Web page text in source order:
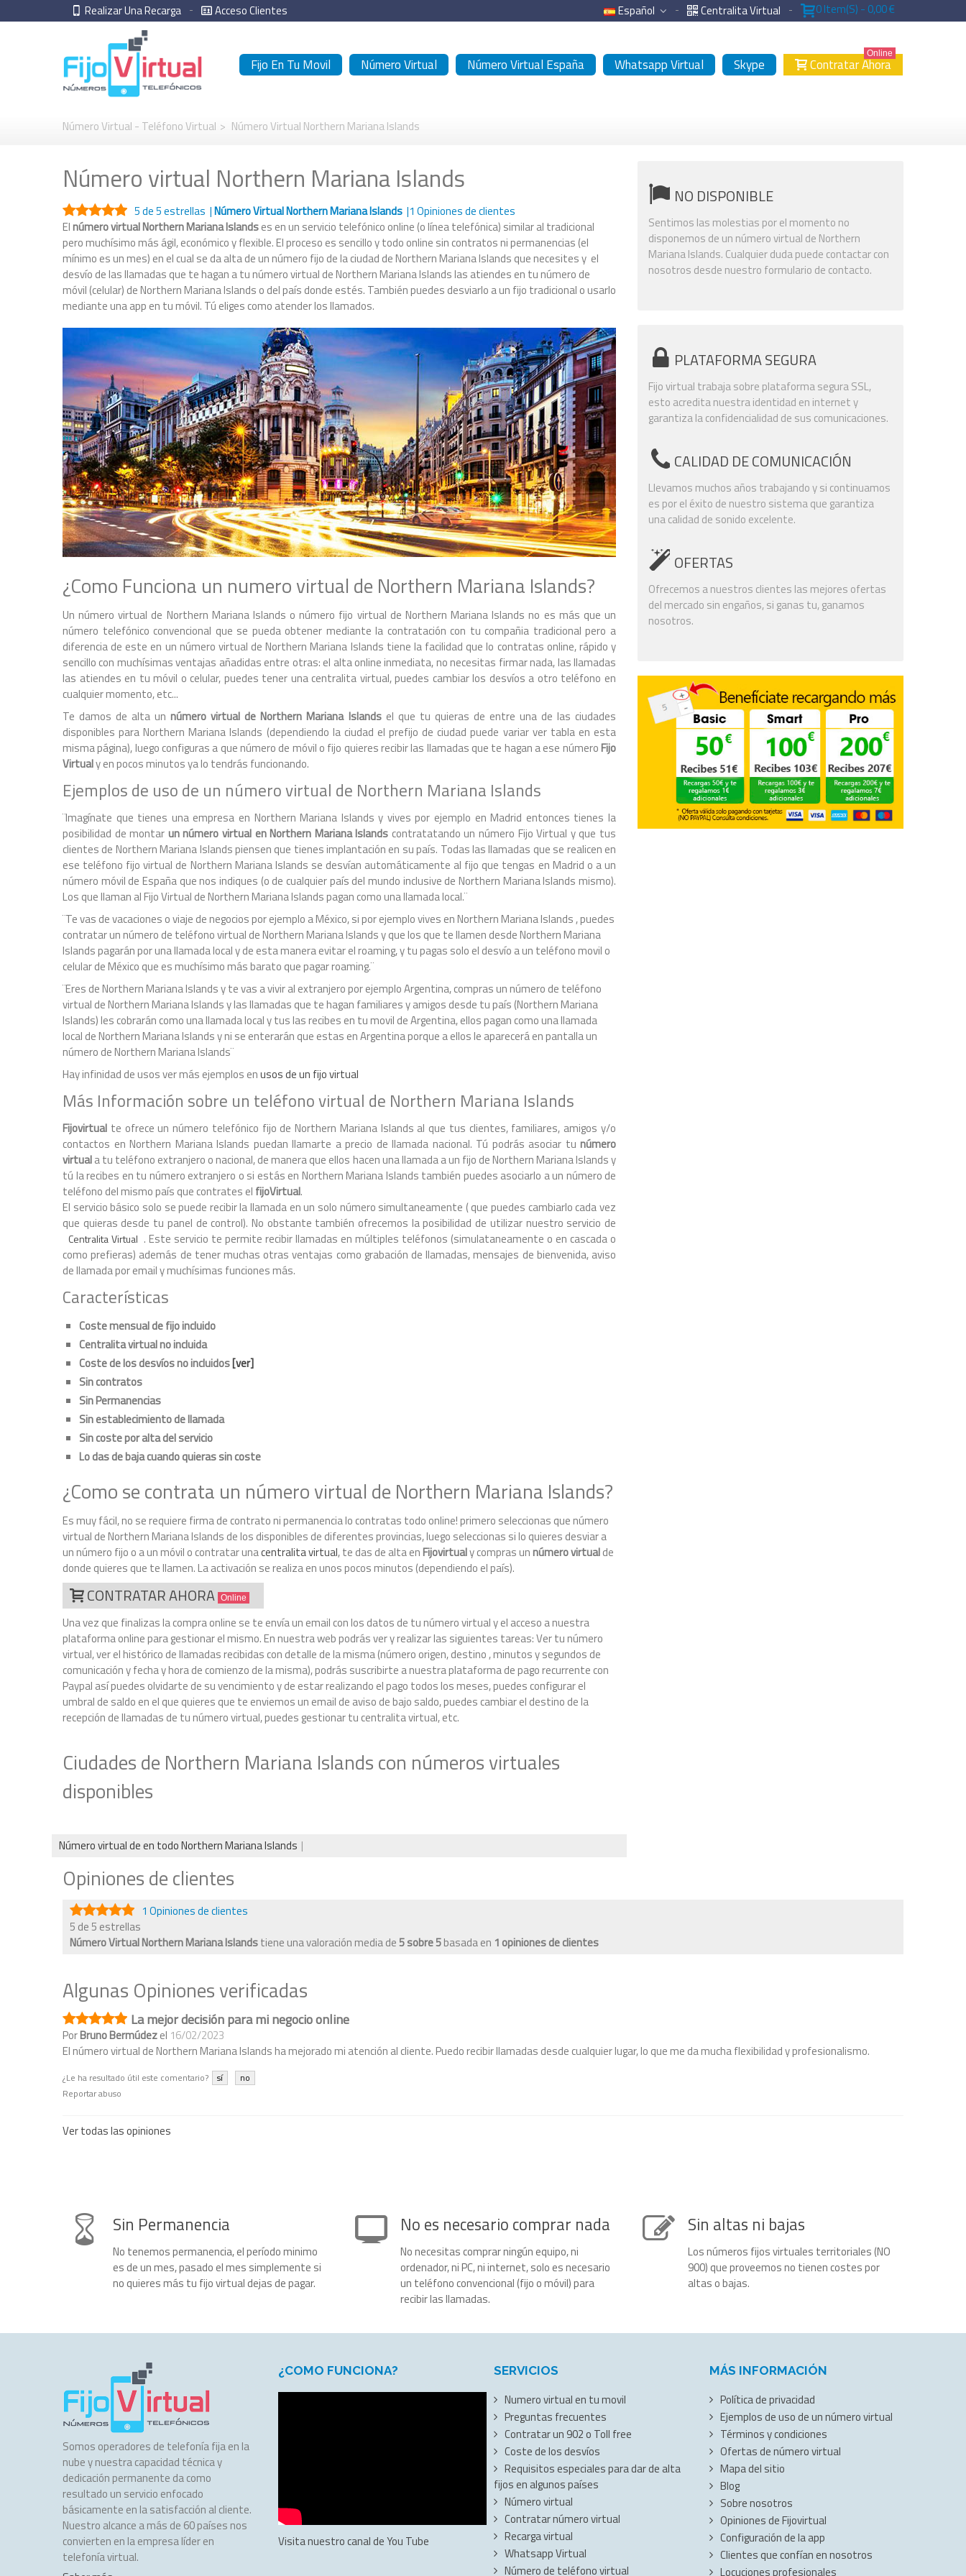
Realizar Una Recarga Acceso Clientes 0Item(s) - 0,00 €
Centralita Virtual
Español
Fijo En Tu Movil Número Virtual Número Virtual España Whatsapp Virtual Skype Contratar Ahora
Online
Número Virtual - Teléfono Virtual > Número Virtual Northern Mariana Islands
Número virtual Northern Mariana Islands
5de 5 estrellas |Número Virtual Northern Mariana Islands |1 Opiniones de clientes
Elnúmero virtual Northern Mariana Islandses en un servicio telefónico online (o línea telefónica) similar al tradicional
pero muchísimo más ágil, económico y flexible. El proceso es sencillo y todo online sin contratos ni permanencias (el
mínimo es un mes) en el cual se da alta de un número fijo de la ciudad de Northern Mariana Islands que necesites y el
desvío de las llamadas que te hagan a tu número virtual de Northern Mariana Islands las atiendes en tu número de
móvil (celular) de Northern Mariana Islands o del país donde estés. También puedes desviarlo a un fijo tradicional o usarlo
mediante una app en tu móvil. Tú eliges como atender los llamados.
¿Como Funciona un numero virtual de Northern Mariana Islands?
Un número virtual de Northern Mariana Islands o número fijo virtual de Northern Mariana Islands no es más que un
número telefónico convencional que se pueda obtener mediante la contratación con tu compañia tradicional pero a
diferencia de este en un número virtual de Northern Mariana Islands tiene la facilidad que lo contratas online, rápido y
sencillo con muchísimas ventajas añadidas entre otras: el alta online inmediata, no necesitas firmar nada, las llamadas
las atiendes en tu móvil o celular, puedes tener una centralita virtual, puedes cambiar los desvíos a otro teléfono en
cualquier momento, etc...
Te damos de alta unnúmero virtual de Northern Mariana Islandsel que tu quieras de entre una de las ciudades
disponibles para Northern Mariana Islands (dependiendo la ciudad el prefijo de ciudad puede variar ver tabla en esta
misma página), luego configuras a que número de móvil o fijo quieres recibir las llamadas que te hagan a ese númeroFijo
Virtualy en pocos minutos ya lo tendrás funcionando.
Ejemplos de uso de un número virtual de Northern Mariana Islands
¨Imagínate que tienes una empresa en Northern Mariana Islands y vives por ejemplo en Madrid entonces tienes la
posibilidad de montar un número virtual en Northern Mariana Islands contratatando un número Fijo Virtual y que tus
clientes de Northern Mariana Islands piensen que tienes implantación en su país. Todas las llamadas que se realicen en
ese teléfono fijo virtual de Northern Mariana Islands se desvían automáticamente al fijo que tengas en Madrid o a un
número móvil de España que nos indiques (o de cualquier país del mundo inclusive de Northern Mariana Islands mismo).
Los que llaman al Fijo Virtual de Northern Mariana Islands pagan como una llamada local.¨
¨Te vas de vacaciones o viaje de negocios por ejemplo a México, si por ejemplo vives en Northern Mariana Islands , puedes
contratar un número de teléfono virtual de Northern Mariana Islands y que los que te llamen desde Northern Mariana
Islands pagarán por una llamada local y de esta manera evitar el roaming, y tu pagas solo el desvío a un teléfono movil o
celular de México que es muchísimo más barato que pagar roaming.¨
¨Eres de Northern Mariana Islands y te vas a vivir al extranjero por ejemplo Argentina, compras un número de teléfono
virtual de Northern Mariana Islands y las llamadas que te hagan familiares y amigos desde tu país (Northern Mariana
Islands) les cobrarán como una llamada local y tus las recibes en tu movil de Argentina, ellos pagan como una llamada
local de Northern Mariana Islands y ni se enterarán que estas en Argentina porque a ellos le aparecerá en pantalla un
número de Northern Mariana Islands¨
Hay infinidad de usos ver más ejemplos enusos de un fijo virtual
Más Información sobre un teléfono virtual de Northern Mariana Islands
Fijovirtual te ofrece un número telefónico fijo de Northern Mariana Islands al que tus clientes, familiares, amigos y/o
contactos en Northern Mariana Islands puedan llamarte a precio de llamada nacional. Tú podrás asociar tu número
virtuala tu teléfono extranjero o nacional, de manera que ellos hacen una llamada a un fijo de Northern Mariana Islands y
tú la recibes en tu número extranjero o si estás en Northern Mariana Islands también puedes asociarlo a un número de
teléfono del mismo país que contrates el fijoVirtual.
El servicio básico solo se puede recibir la llamada en un solo número simultaneamente ( que puedes cambiarlo cada vez
que quieras desde tu panel de control). No obstante también ofrecemos la posibilidad de utilizar nuestro servicio de
Centralita Virtual . Este servicio te permite recibir llamadas en múltiples teléfonos (simulataneamente o en cascada o
como prefieras) además de tener muchas otras ventajas como grabación de llamadas, mensajes de bienvenida, aviso
de llamada por email y muchísimas funciones más.
Características
Coste mensual de fijo incluido
Centralita virtual no incluida
Coste de los desvíos no incluidos[ver]
Sin contratos
Sin Permanencias
Sin establecimiento de llamada
Sin coste por alta del servicio
Lo das de baja cuando quieras sin coste
¿Como se contrata un número virtual de Northern Mariana Islands?
Es muy fácil, no se requiere firma de contrato ni permanencia lo contratas todo online! primero seleccionas que número
virtual de Northern Mariana Islands de los disponibles de diferentes provincias, luego seleccionas si lo quieres desviar a
un número fijo o a un móvil o contratar unacentralita virtual, te das de alta enFijovirtualy compras unnúmero virtualde
donde quieres que te llamen. La activación se realiza en unos pocos minutos (dependiendo el país).
CONTRATAR AHORA Online
Una vez que finalizas la compra online se te envía un email con los datos de tu número virtual y el acceso a nuestra
plataforma online para gestionar el mismo. En nuestra web podrás ver y realizar las siguientes tareas: Ver tu número
virtual, ver el histórico de llamadas recibidas con detalle de la misma (número origen, destino , minutos y segundos de
comunicación y fecha y hora de comienzo de la misma), podrás suscribirte a nuestra plataforma de pago recurrente con
Paypal así puedes olvidarte de su vencimiento y de estar realizando el pago todos los meses, puedes configurar el
umbral de saldo en el que quieres que te enviemos un email de aviso de bajo saldo, puedes cambiar el destino de la
recepción de llamadas de tu número virtual, puedes gestionar tu centralita virtual, etc.
Ciudades de Northern Mariana Islands con números virtuales
disponibles
Número virtual de en todo Northern Mariana Islands
NO DISPONIBLE
Sentimos las molestias por el momento no
disponemos de un número virtual de Northern
Mariana Islands. Cualquier duda puede contactar con
nosotros desde nuestro formulario de contacto.
PLATAFORMA SEGURA
Fijo virtual trabaja sobre plataforma segura SSL,
esto acredita nuestra identidad en internet y
garantiza la confidencialidad de sus comunicaciones.
CALIDAD DE COMUNICACIÓN
Llevamos muchos años trabajando y si continuamos
es por el éxito de nuestro sistema que garantiza
una calidad de sonido excelente.
OFERTAS
Ofrecemos a nuestros clientes las mejores ofertas
del mercado sin engaños, si ganas tu, ganamos
nosotros.
Opiniones de clientes
1 Opiniones de clientes
5 de 5 estrellas
Número Virtual Northern Mariana Islandstiene una valoración media de5sobre5basada en 1 opiniones de clientes
Algunas Opiniones verificadas
La mejor decisión para mi negocio online
PorBruno Bermúdezel 16/02/2023
El número virtual de Northern Mariana Islands ha mejorado mi atención al cliente. Puedo recibir llamadas desde cualquier lugar, lo que me da mucha flexibilidad y profesionalismo.
¿Le ha resultado útil este comentario? sí
no
Reportar abuso
Ver todas las opiniones
Sin Permanencia
No tenemos permanencia, el período minimo
es de un mes, pasado el mes simplemente si
no quieres más tu fijo virtual dejas de pagar.
No es necesario comprar nada
No necesitas comprar ningún equipo, ni
ordenador, ni PC, ni internet, solo es necesario
un teléfono convencional (fijo o móvil) para
recibir las llamadas.
Sin altas ni bajas
Los números fijos virtuales territoriales (NO
900) que proveemos no tienen costes por
altas o bajas.
Somos operadores de telefonía fija en la
nube y nuestra capacidad técnica y
dedicación permanente da como
resultado un servicio enfocado
básicamente en la satisfacción al cliente.
Nuestro alcance a más de 60 países nos
convierten en la empresa líder en
telefonía virtual.
¿COMO FUNCIONA?
Visita nuestro canal de You Tube
SERVICIOS
Numero virtual en tu movil
Preguntas frecuentes
Contratar un 902 o Toll free
Coste de los desvíos
Requisitos especiales para dar de alta
fijos en algunos países
Número virtual
Contratar número virtual
Recarga virtual
Whatsapp Virtual
Número de teléfono virtual
MÁS INFORMACIÓN
Política de privacidad
Ejemplos de uso de un número virtual
Términos y condiciones
Ofertas de número virtual
Mapa del sitio
Blog
Sobre nosotros
Opiniones de Fijovirtual
Configuración de la app
Clientes que confían en nosotros
Locuciones profesionales